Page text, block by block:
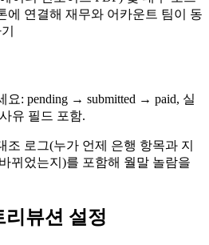
에 연결해 재무와 어카운트 팀이 동
요: pending → submitted → paid, 실
유 필드 포함.
조 로그(누가 언제 은행 항목과 지
뀌었는지)를 포함해 월말 놀람을
리뷰션 설정